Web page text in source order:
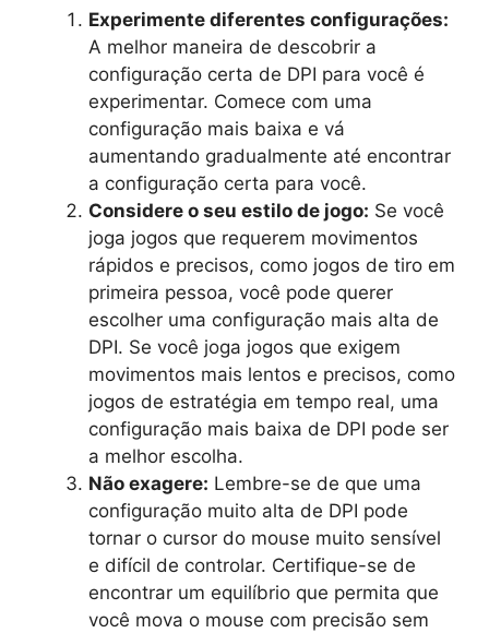
Experimente diferentes configurações:
A melhor maneira de descobrir a
configuração certa de DPI para você é
experimentar. Comece com uma
configuração mais baixa e vá
aumentando gradualmente até encontrar
a configuração certa para você.
Considere o seu estilo de jogo: Se você
joga jogos que requerem movimentos
rápidos e precisos, como jogos de tiro em
primeira pessoa, você pode querer
escolher uma configuração mais alta de
DPI. Se você joga jogos que exigem
movimentos mais lentos e precisos, como
jogos de estratégia em tempo real, uma
configuração mais baixa de DPI pode ser
a melhor escolha.
Não exagere: Lembre-se de que uma
configuração muito alta de DPI pode
tornar o cursor do mouse muito sensível
e difícil de controlar. Certifique-se de
encontrar um equilíbrio que permita que
você mova o mouse com precisão sem